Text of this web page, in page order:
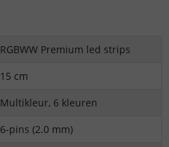
RGBWW Premium led strips
15 cm
Multikleur, 6 kleuren
6-pins (2.0 mm)